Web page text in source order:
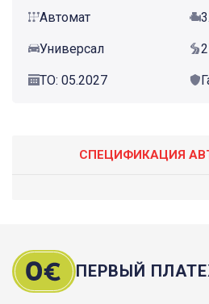
Автомат
Универсал
ТО: 05.2027
СПЕЦИФИКАЦИЯ
ПЕРВЫЙ